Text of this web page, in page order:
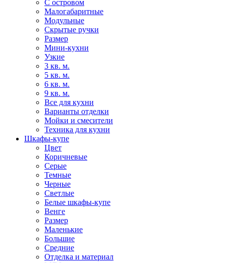
С островом
Малогабаритные
Модульные
Скрытые ручки
Размер
Мини-кухни
Узкие
3 кв. м.
5 кв. м.
6 кв. м.
9 кв. м.
Все для кухни
Варианты отделки
Мойки и смесители
Техника для кухни
Шкафы-купе
Цвет
Коричневые
Серые
Темные
Черные
Светлые
Белые шкафы-купе
Венге
Размер
Маленькие
Большие
Средние
Отделка и материал